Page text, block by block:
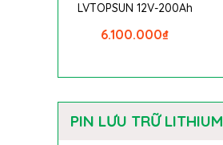
LVTOPSUN 12V-200Ah
₫
6.100.000
PIN LƯU TRỮ LITHIUM